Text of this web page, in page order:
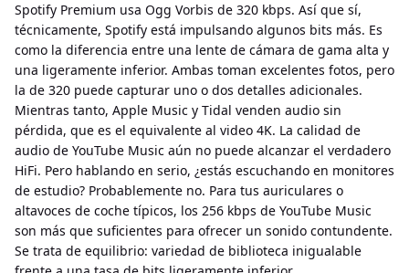
Spotify Premium usa Ogg Vorbis de 320 kbps. Así que sí,
técnicamente, Spotify está impulsando algunos bits más. Es
como la diferencia entre una lente de cámara de gama alta y
una ligeramente inferior. Ambas toman excelentes fotos, pero
la de 320 puede capturar uno o dos detalles adicionales.
Mientras tanto, Apple Music y Tidal venden audio sin
pérdida, que es el equivalente al video 4K. La calidad de
audio de YouTube Music aún no puede alcanzar el verdadero
HiFi. Pero hablando en serio, ¿estás escuchando en monitores
de estudio? Probablemente no. Para tus auriculares o
altavoces de coche típicos, los 256 kbps de YouTube Music
son más que suficientes para ofrecer un sonido contundente.
Se trata de equilibrio: variedad de biblioteca inigualable